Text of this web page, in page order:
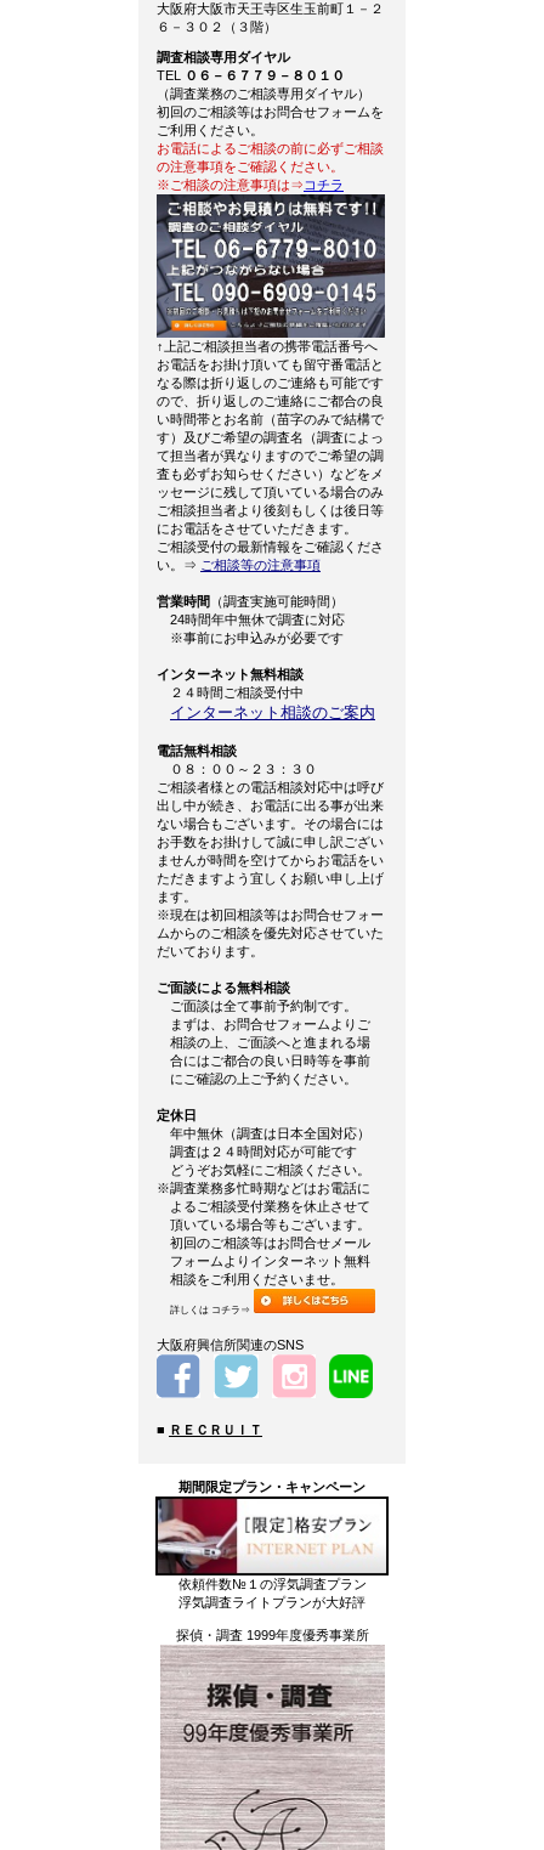
大阪府大阪市天王寺区生玉前町１－２
６－３０２（３階）
調査相談専用ダイヤル
TEL
０６－６７７９－８０１０
（調査業務のご相談専用ダイヤル）
初回のご相談等はお問合せフォームを
ご利用ください。
お電話によるご相談の前に必ずご相談
の注意事項をご確認ください。
※ご相談の注意事項は⇒ コチラ
↑上記ご相談担当者の携帯電話番号へ
お電話をお掛け頂いても留守番電話と
なる際は折り返しのご連絡も可能です
ので、折り返しのご連絡にご都合の良
い時間帯とお名前（苗字のみで結構で
す）及びご希望の調査名（調査によっ
て担当者が異なりますのでご希望の調
査も必ずお知らせください）などをメ
ッセージに残して頂いている場合のみ
ご相談担当者より後刻もしくは後日等
にお電話をさせていただきます。
ご相談受付の最新情報をご確認くださ
い。⇒ ご相談等の注意事項
営業時間 （調査実施可能時間）
24時間年中無休で調査に対応
※事前にお申込みが必要です
インターネット無料相談
２４時間ご相談受付中
インターネット相談のご案内
電話無料相談
０８：００～２３：３０
ご相談者様との電話相談対応中は呼び
出し中が続き、お電話に出る事が出来
ない場合もございます。その場合には
お手数をお掛けして誠に申し訳ござい
ませんが時間を空けてからお電話をい
ただきますよう宜しくお願い申し上げ
ます。
※現在は初回相談等はお問合せフォー
ムからのご相談を優先対応させていた
だいております。
ご面談による無料相談
ご面談は全て事前予約制です。
まずは、お問合せフォームよりご
相談の上、ご面談へと進まれる場
合にはご都合の良い日時等を事前
にご確認の上ご予約ください。
定休日
年中無休（調査は日本全国対応）
調査は２４時間対応が可能です
どうぞお気軽にご相談ください。
※調査業務多忙時期などはお電話に
よるご相談受付業務を休止させて
頂いている場合等もございます。
初回のご相談等はお問合せメール
フォームよりインターネット無料
相談をご利用くださいませ。
詳しくは コチラ⇒
大阪府興信所関連のSNS
■ ＲＥＣＲＵＩＴ
期間限定プラン・キャンペーン
依頼件数№１の浮気調査プラン
浮気調査ライトプランが大好評
探偵・調査 1999年度優秀事業所